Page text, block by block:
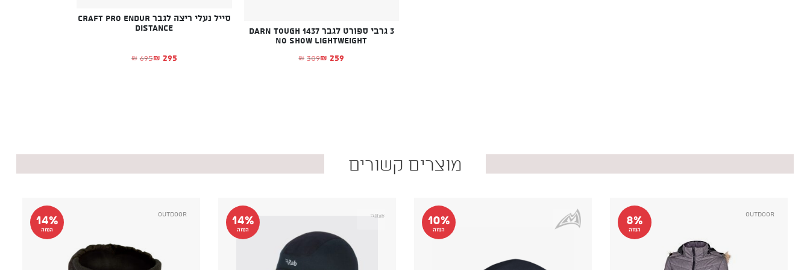
3 גרבי ספורט לגבר DARN TOUGH 1437
No Show Lightweight
₪ 309
המחיר המקורי היה: ₪309.₪ 259 המחיר הנוכחי הוא: ₪259.
סייל נעלי ריצה לגבר CRAFT Pro Endur
Distance
₪ 695
המחיר המקורי היה: ₪695.₪ 295 המחיר הנוכחי הוא: ₪295.
מוצרים קשורים
8%
הנחה
Outdoor
10%
הנחה
14%
הנחה
14%
הנחה
Outdoor